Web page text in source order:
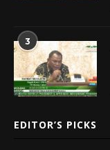
3
EDITOR’S PICKS